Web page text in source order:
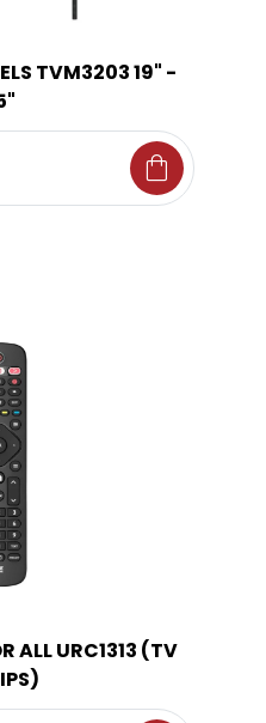
TVM3203 19" -
shopping_bag
ALL URC1313 (TV